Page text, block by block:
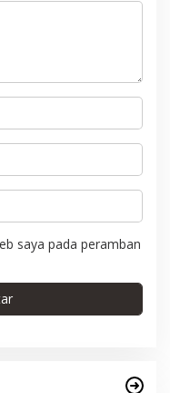
saya pada peramban